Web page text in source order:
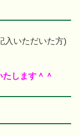
入いただいた方)
たします＾＾